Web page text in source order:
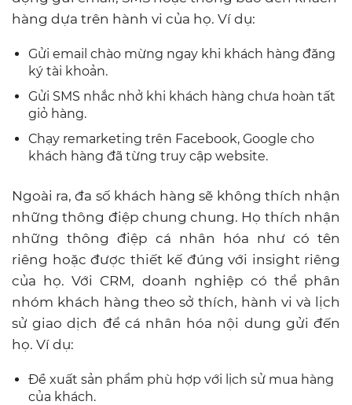
hàng dựa trên hành vi của họ. Ví dụ:
Gửi email chào mừng ngay khi khách hàng đăng
ký tài khoản.
Gửi SMS nhắc nhở khi khách hàng chưa hoàn tất
giỏ hàng.
Chạy remarketing trên Facebook, Google cho
khách hàng đã từng truy cập website.
Ngoài ra, đa số khách hàng sẽ không thích nhận
những thông điệp chung chung. Họ thích nhận
những thông điệp cá nhân hóa như có tên
riêng hoặc được thiết kế đúng với insight riêng
của họ. Với CRM, doanh nghiệp có thể phân
nhóm khách hàng theo sở thích, hành vi và lịch
sử giao dịch để cá nhân hóa nội dung gửi đến
họ. Ví dụ:
Đề xuất sản phẩm phù hợp với lịch sử mua hàng
của khách.